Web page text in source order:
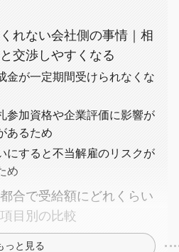
れない会社側の事情｜相
交渉しやすくなる
金が一定期間受けられなくな
参加資格や企業評価に影響が
あるため
にすると不当解雇のリスクが
め
合で受給額にどれくらい
目別の比較
っと見る